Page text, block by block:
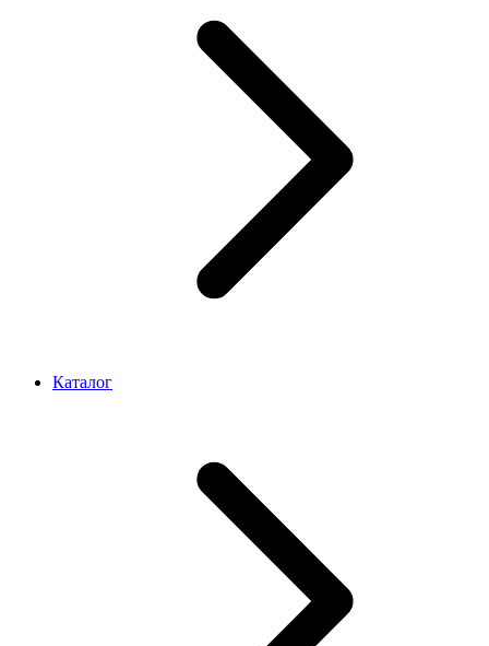
Каталог